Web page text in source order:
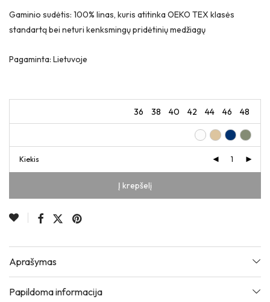
Gaminio sudėtis: 100% linas, kuris atitinka OEKO TEX klasės
standartą bei neturi kenksmingų pridėtinių medžiagų
Pagaminta: Lietuvoje
36 38 40 42 44 46 48
Kiekis
Į krepšelį
Aprašymas
Papildoma informacija